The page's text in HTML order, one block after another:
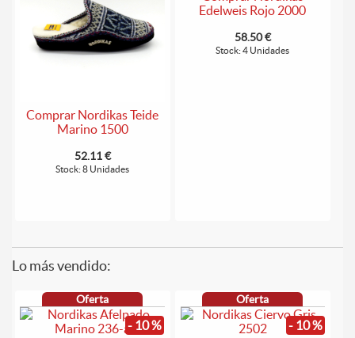
Comprar Nordikas Teide
Marino 1500
52.11 €
Stock: 8 Unidades
Edelweis Rojo 2000
58.50 €
Stock: 4 Unidades
Lo más vendido:
Oferta
- 10 %
Oferta
- 10 %